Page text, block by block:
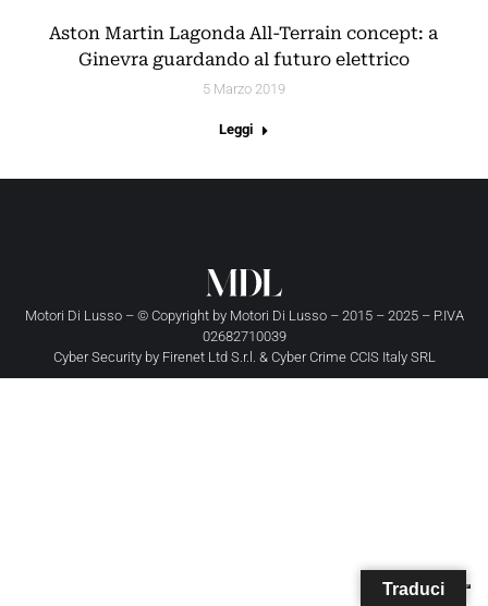
Aston Martin Lagonda All-Terrain concept: a
Ginevra guardando al futuro elettrico
5 Marzo 2019
Leggi
Motori Di Lusso – © Copyright by Motori Di Lusso– 2015 – 2025 – P.IVA
02682710039
Cyber Security by Firenet Ltd S.r.l. & Cyber Crime CCIS Italy SRL
Traduci